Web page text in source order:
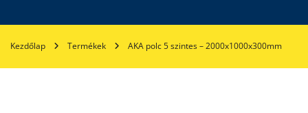
Kezdőlap Termékek AKA polc 5 szintes – 2000x1000x300mm